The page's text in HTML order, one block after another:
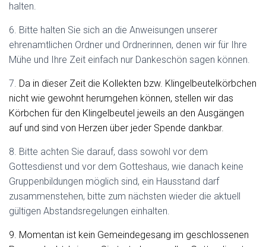
halten.
6. Bitte halten Sie sich an die Anweisungen unserer
ehrenamtlichen Ordner und Ordnerinnen, denen wir für Ihre
Mühe und Ihre Zeit einfach nur Dankeschön sagen können.
7. Da in dieser Zeit die Kollekten bzw. Klingelbeutelkörbchen
nicht wie gewohnt herumgehen können, stellen wir das
Körbchen für den Klingelbeutel jeweils an den Ausgängen
auf und sind von Herzen über jeder Spende dankbar.
8. Bitte achten Sie darauf, dass sowohl vor dem
Gottesdienst und vor dem Gotteshaus, wie danach keine
Gruppenbildungen möglich sind, ein Hausstand darf
zusammenstehen, bitte zum nächsten wieder die aktuell
gültigen Abstandsregelungen einhalten.
9. Momentan ist kein Gemeindegesang im geschlossenen